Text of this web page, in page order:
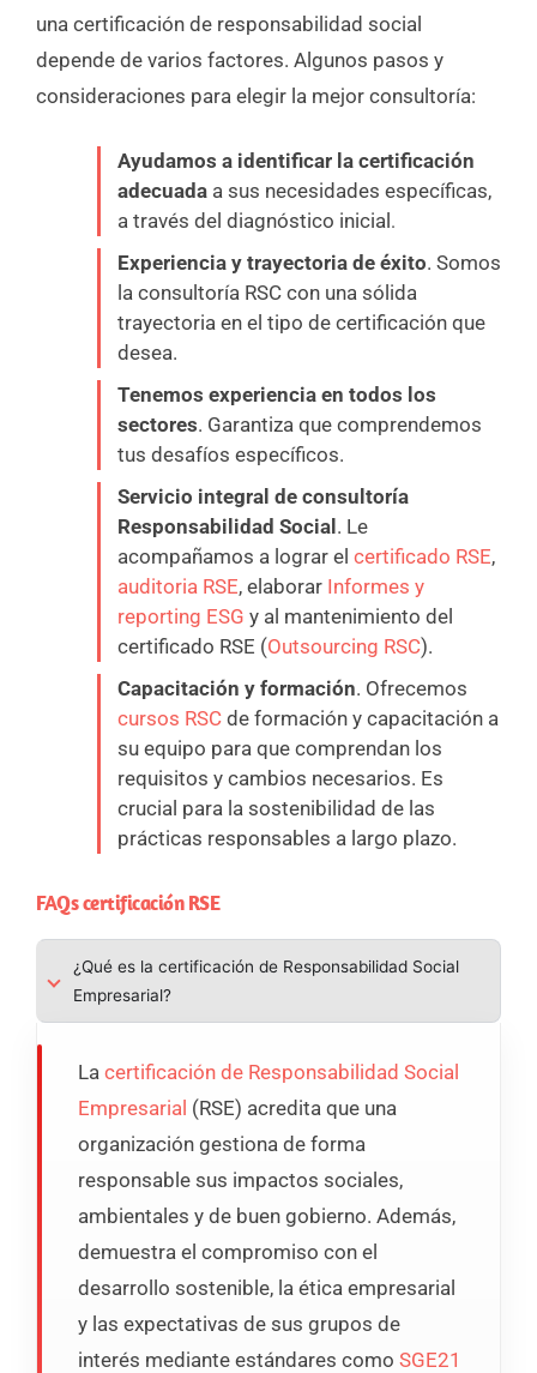
una certificación de responsabilidad social
depende de varios factores. Algunos pasos y
consideraciones para elegir la mejor consultoría:
Ayudamos a identificar la certificación
adecuada a sus necesidades específicas,
a través del diagnóstico inicial .
Experiencia y trayectoria de éxito. Somos
la consultoría RSC con una sólida
trayectoria en el tipo de certificación que
desea.
Tenemos experiencia en todos los
sectores. Garantiza que comprendemos
tus desafíos específicos.
Servicio integral de consultoría
Responsabilidad Social . Le
acompañamos a lograr el certificado RSE,
auditoria RSE, elaborar Informes y
reporting ESG y al mantenimiento del
certificado RSE (Outsourcing RSC).
Capacitación y formación. Ofrecemos
cursos RSC de formación y capacitación a
su equipo para que comprendan los
requisitos y cambios necesarios. Es
crucial para la sostenibilidad de las
prácticas responsables a largo plazo.
FAQs certificación RSE
¿Qué es la certificación de Responsabilidad Social
Empresarial?
La certificación de Responsabilidad Social
Empresarial (RSE) acredita que una
organización gestiona de forma
responsable sus impactos sociales,
ambientales y de buen gobierno. Además,
demuestra el compromiso con el
desarrollo sostenible, la ética empresarial
y las expectativas de sus grupos de
interés mediante estándares como SGE21